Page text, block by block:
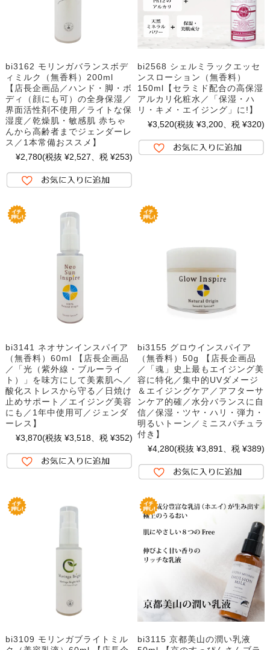
bi3162 モリンガバランスボデ
ィミルク（無香料）200ml
【店長企画品／ハンド・脚・ボ
ディ（顔にも可）の全身保湿／
界面活性剤不使用／ライトな保
湿度／乾燥肌・敏感肌 赤ちゃ
んから高齢者までジェンダーレ
ス／1本常備おススメ】
¥2,780(税抜 ¥2,527、税 ¥253)
bi2568 シェルミラックエッセ
ンスローション（無香料）
150ml【セラミド配合の高保湿
アルカリ化粧水／「保湿・ハ
リ・キメ・エイジング」に!】
¥3,520(税抜 ¥3,200、税 ¥320)
bi3141 ネオサンインスパイア
（無香料）60ml 【店長企画品
／「光（紫外線・ブルーライ
ト）」を味方にして美素肌へ／
酸化ストレスから守る／日焼け
止めサポート／エイジング美容
にも／1年中使用可／ジェンダ
ーレス】
¥3,870(税抜 ¥3,518、税 ¥352)
bi3155 グロウインスパイア
（無香料）50g 【店長企画品
／「魂」史上最もエイジング美
容に特化／集中的UVダメージ
＆エイジングケア／アフターサ
ンケア的確／水分バランスに自
信／保湿・ツヤ・ハリ・弾力・
明るいトーン／ミニスパチュラ
付き】
¥4,280(税抜 ¥3,891、税 ¥389)
bi3109 モリンガブライトミル
bi3115 京都美山の潤い乳液